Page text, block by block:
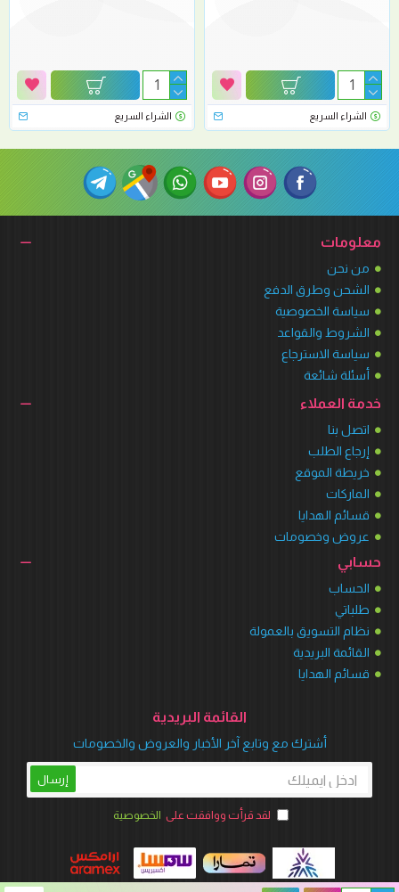
الشراء السريع الشراء السريع
معلومات
من نحن
الشحن وطرق الدفع
سياسة الخصوصية
الشروط والقواعد
سياسة الاسترجاع
أسئلة شائعة
خدمة العملاء
اتصل بنا
إرجاع الطلب
خريطة الموقع
الماركات
قسائم الهدايا
عروض وخصومات
حسابي
الحساب
طلباتي
نظام التسويق بالعمولة
القائمة البريدية
قسائم الهدايا
القائمة البريدية
أشترك مع وتابع آخر الأخبار والعروض والخصومات
إرسال
لقد قرأت ووافقت على الخصوصية